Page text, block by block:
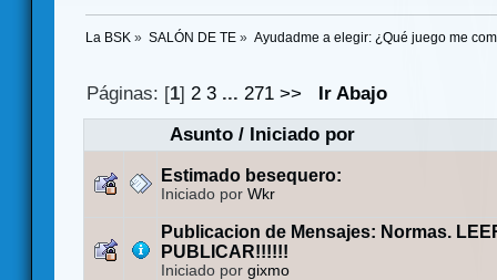
La BSK » SALÓN DE TE » Ayudadme a elegir: ¿Qué juego me
Páginas: [1]2 3 ...271 >>
Ir Abajo
Asunto/ Iniciado por
Estimado besequero:
Iniciado por Wkr
Publicacion de Mensajes: Normas.
PUBLICAR!!!!!!
Iniciado por gixmo